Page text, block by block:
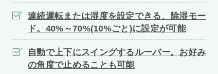
連続運転または湿度を設定できる、除湿モー
ド。40%～70%(10%ごと)に設定が可能
自動で上下にスイングするルーバー。お好み
の角度で止めることも可能